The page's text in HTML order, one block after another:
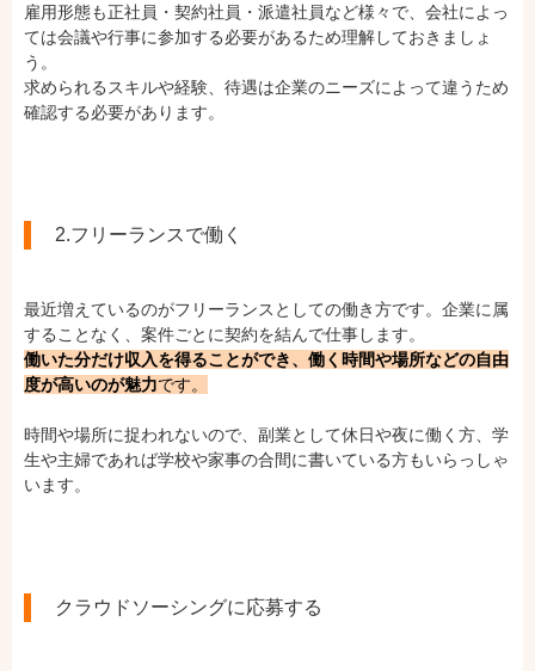
雇用形態も正社員・契約社員・派遣社員など様々で、会社によっ
ては会議や行事に参加する必要があるため理解しておきましょ
う。
求められるスキルや経験、待遇は企業のニーズによって違うため
確認する必要があります。
2.フリーランスで働く
最近増えているのがフリーランスとしての働き方です。企業に属
することなく、案件ごとに契約を結んで仕事します。
働いた分だけ収入を得ることができ、働く時間や場所などの自由
度が高いのが魅力です。
時間や場所に捉われないので、副業として休日や夜に働く方、学
生や主婦であれば学校や家事の合間に書いている方もいらっしゃ
います。
クラウドソーシングに応募する